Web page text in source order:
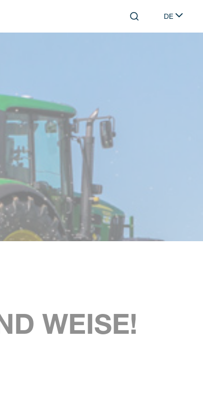
Search DE
Select
WEISE!